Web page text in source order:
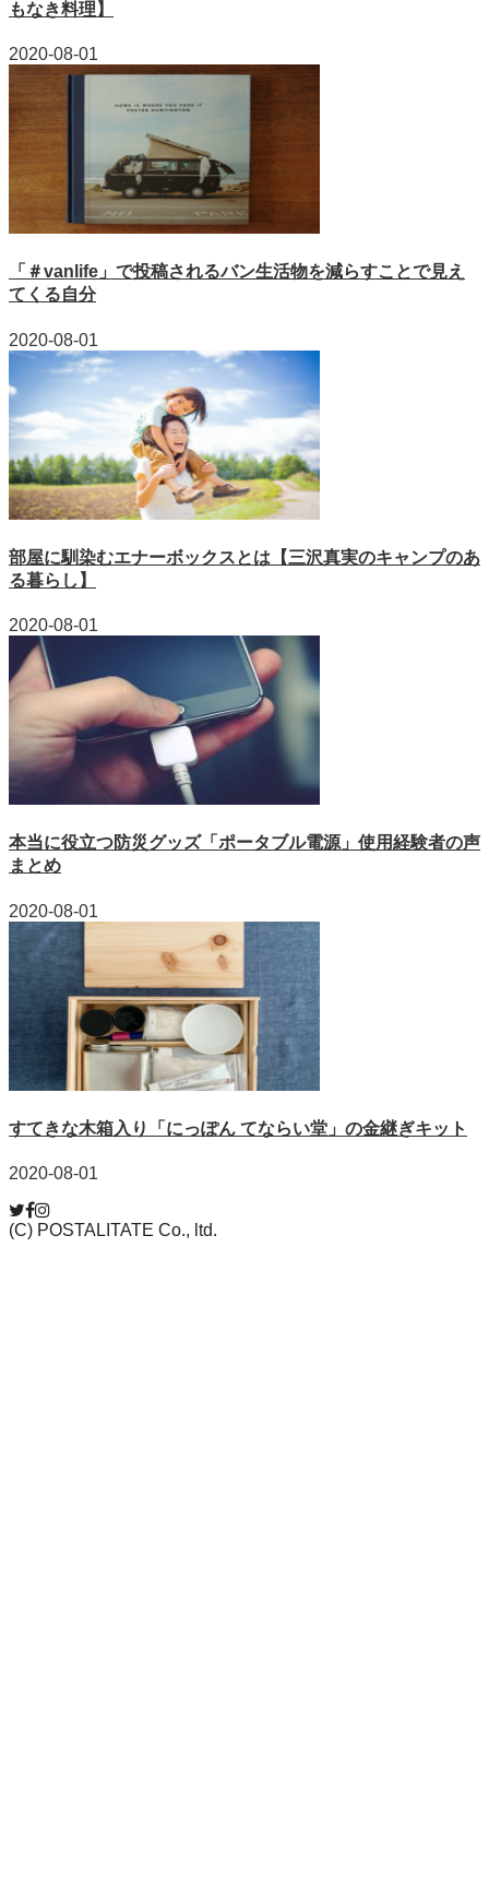
もなき料理】
2020-08-01
「＃vanlife」で投稿されるバン生活物を減らすことで見え
てくる自分
2020-08-01
部屋に馴染むエナーボックスとは【三沢真実のキャンプのあ
る暮らし】
2020-08-01
本当に役立つ防災グッズ「ポータブル電源」使用経験者の声
まとめ
2020-08-01
すてきな木箱入り「にっぽん てならい堂」の金継ぎキット
2020-08-01
(C) POSTALITATE Co., ltd.